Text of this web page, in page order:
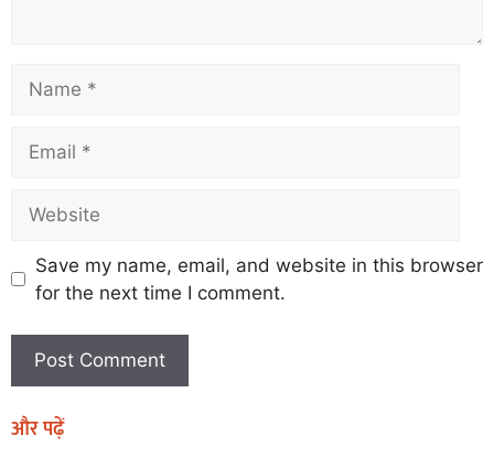
Save my name, email, and website in this browser
for the next time I comment.
और पढ़ें